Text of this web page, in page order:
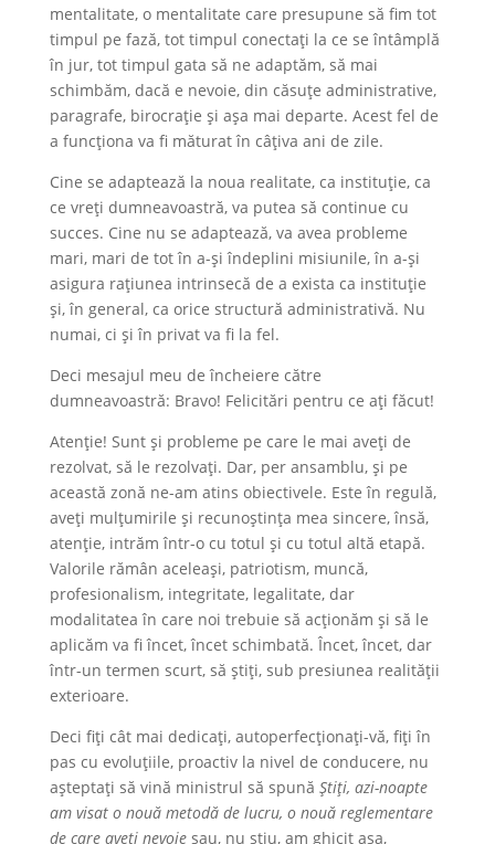
mentalitate, o mentalitate care presupune să fim tot
timpul pe fază, tot timpul conectați la ce se întâmplă
în jur, tot timpul gata să ne adaptăm, să mai
schimbăm, dacă e nevoie, din căsuțe administrative,
paragrafe, birocrație și așa mai departe. Acest fel de
a funcționa va fi măturat în câțiva ani de zile.
Cine se adaptează la noua realitate, ca instituție, ca
ce vreți dumneavoastră, va putea să continue cu
succes. Cine nu se adaptează, va avea probleme
mari, mari de tot în a-și îndeplini misiunile, în a-și
asigura rațiunea intrinsecă de a exista ca instituție
și, în general, ca orice structură administrativă. Nu
numai, ci și în privat va fi la fel.
Deci mesajul meu de încheiere către
dumneavoastră: Bravo! Felicitări pentru ce ați făcut!
Atenție! Sunt și probleme pe care le mai aveți de
rezolvat, să le rezolvați. Dar, per ansamblu, și pe
această zonă ne-am atins obiectivele. Este în regulă,
aveți mulțumirile și recunoștința mea sincere, însă,
atenție, intrăm într-o cu totul și cu totul altă etapă.
Valorile rămân aceleași, patriotism, muncă,
profesionalism, integritate, legalitate, dar
modalitatea în care noi trebuie să acționăm și să le
aplicăm va fi încet, încet schimbată. Încet, încet, dar
într-un termen scurt, să știți, sub presiunea realității
exterioare.
Deci fiți cât mai dedicați, autoperfecționați-vă, fiți în
pas cu evoluțiile, proactiv la nivel de conducere, nu
așteptați să vină ministrul să spună Știți, azi-noapte
am visat o nouă metodă de lucru, o nouă reglementare
de care aveți nevoiesau, nu știu, am ghicit așa,